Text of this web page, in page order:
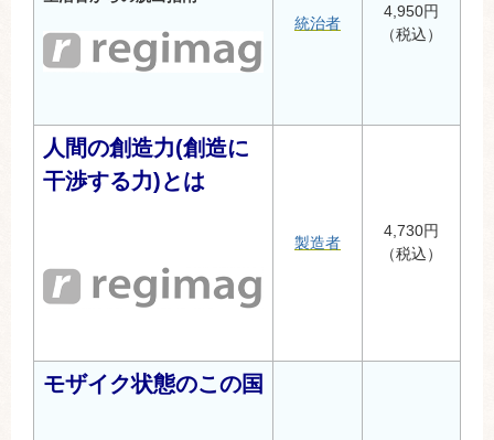
統治者
4,950円
（税込）
人間の創造力(創造に
干渉する力)とは
製造者
4,730円
（税込）
モザイク状態のこの国